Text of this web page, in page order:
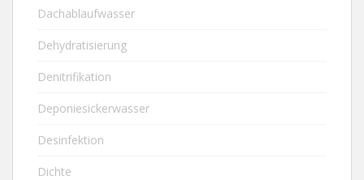
Dachablaufwasser
Dehydratisierung
Denitrifikation
Deponiesickerwasser
Desinfektion
Dichte